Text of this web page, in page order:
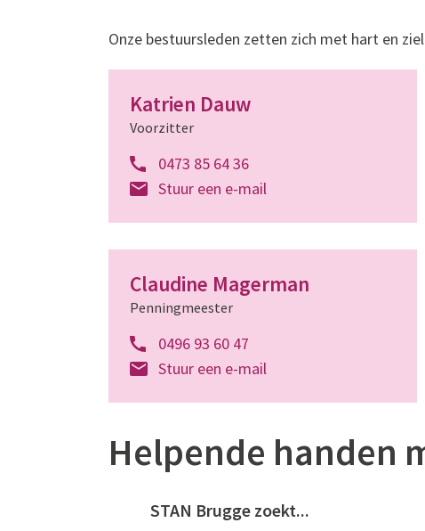
Onze bestuursleden zetten zich met hart en
Katrien Dauw
Voorzitter
0473 85 64 36
Stuur een e-mail
Claudine Magerman
Penningmeester
0496 93 60 47
Stuur een e-mail
Helpende handen
STAN Brugge zoekt...